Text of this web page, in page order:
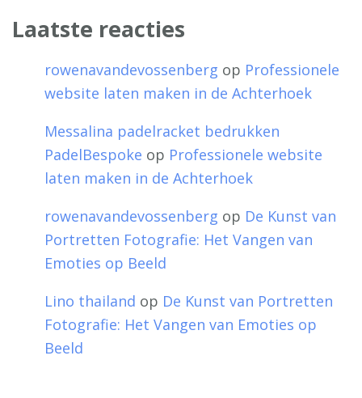
Laatste reacties
rowenavandevossenberg op Professionele
website laten maken in de Achterhoek
Messalina padelracket bedrukken
PadelBespoke op Professionele website
laten maken in de Achterhoek
rowenavandevossenberg op De Kunst van
Portretten Fotografie: Het Vangen van
Emoties op Beeld
Lino thailand op De Kunst van Portretten
Fotografie: Het Vangen van Emoties op
Beeld